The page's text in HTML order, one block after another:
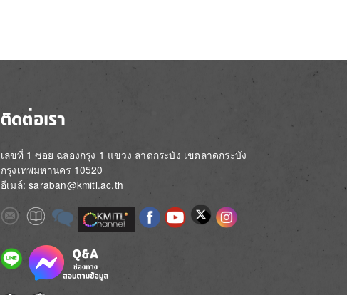
ติดต่อเรา
เลขที่ 1 ซอย ฉลองกรุง 1 แขวง ลาดกระบัง เขตลาดกระบัง
กรุงเทพมหานคร 10520
อีเมล์: saraban@kmitl.ac.th
ImageImageImage Image ImageImageImageImage
Image Image